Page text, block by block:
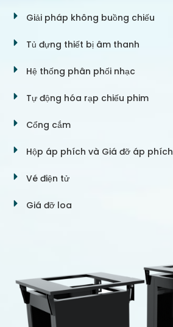
Giải pháp không buồng chiếu
Tủ đựng thiết bị âm thanh
Hệ thống phân phối nhạc
Tự động hóa rạp chiếu phim
Cổng cắm
Hộp áp phích và Giá đỡ áp phích
Vé điện tử
Giá đỡ loa